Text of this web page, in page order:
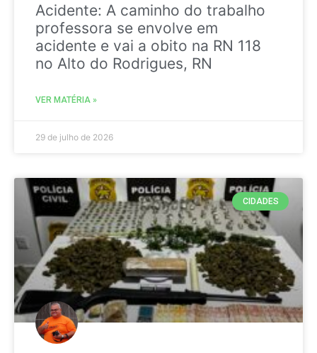
Acidente: A caminho do trabalho
professora se envolve em
acidente e vai a obito na RN 118
no Alto do Rodrigues, RN
VER MATÉRIA »
29 de julho de 2026
CIDADES